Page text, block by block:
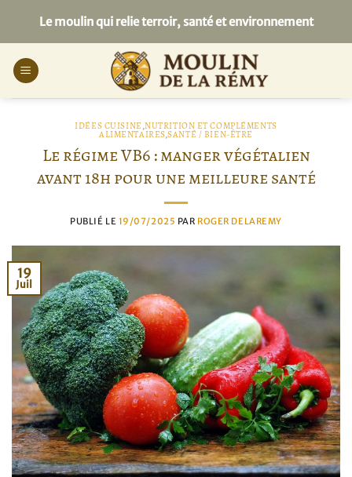
contenu
Le moulin qui relie terroir, santé et environnement
IDÉES CUISINE ,NUTRITION ET COMPLÉMENTS
ALIMENTAIRES,SANTÉ / BIEN-ÊTRE
Le régime VB6 : manger végétalien
avant 18h pour une meilleure santé
PUBLIÉ LE 19/07/2025 PAR ROGER DELAREMY
19
Juil